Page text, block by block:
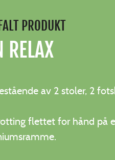
PRODUKT
RELAX
av 2 stoler, 2
flettet for hånd på